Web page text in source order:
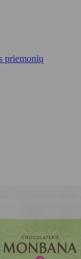
priemonių